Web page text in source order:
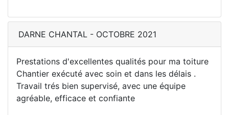
DARNE CHANTAL - OCTOBRE 2021
Prestations d'excellentes qualités pour ma toiture
Chantier exécuté avec soin et dans les délais .
Travail trés bien supervisé, avec une équipe
agréable, efficace et confiante